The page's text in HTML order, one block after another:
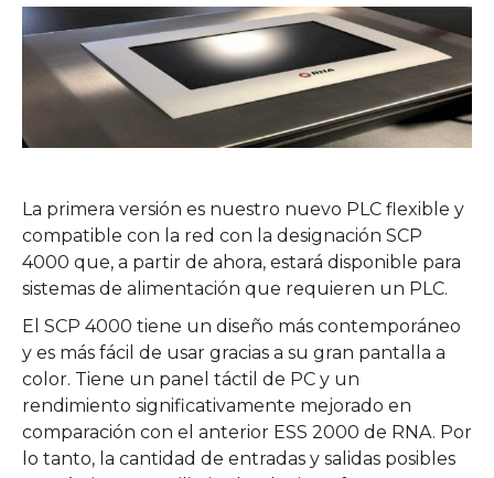
La primera versión es nuestro nuevo PLC flexible y
compatible con la red con la designación SCP
4000 que, a partir de ahora, estará disponible para
sistemas de alimentación que requieren un PLC.
El SCP 4000 tiene un diseño más contemporáneo
y es más fácil de usar gracias a su gran pantalla a
color. Tiene un panel táctil de PC y un
rendimiento significativamente mejorado en
comparación con el anterior ESS 2000 de RNA. Por
lo tanto, la cantidad de entradas y salidas posibles